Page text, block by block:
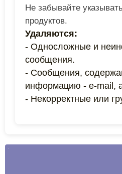
Не забывайте
продуктов.
Удаляются:
- Односложные и
сообщения.
- Сообщения,
информацию - e-mail,
- Некорректные или